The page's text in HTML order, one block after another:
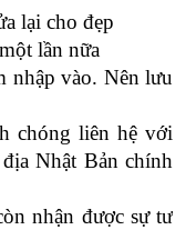
lại cho đẹp
lần nữa
nhập vào. Nên lưu
chóng liên hệ với
Nhật Bản chính
nhận được sự tư